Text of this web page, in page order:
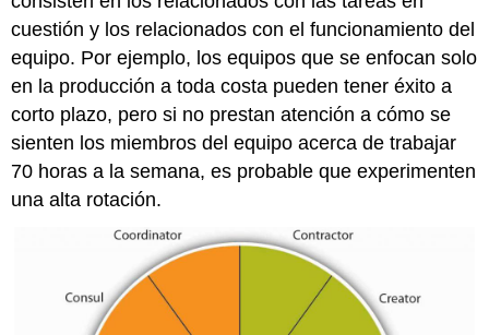
cuestión y los relacionados con el funcionamiento del
equipo. Por ejemplo, los equipos que se enfocan solo
en la producción a toda costa pueden tener éxito a
corto plazo, pero si no prestan atención a cómo se
sienten los miembros del equipo acerca de trabajar
70 horas a la semana, es probable que experimenten
una alta rotación.